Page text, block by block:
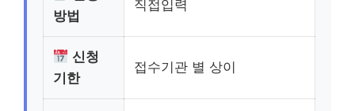
방법
직접입력
신청
기한
접수기관 별 상이